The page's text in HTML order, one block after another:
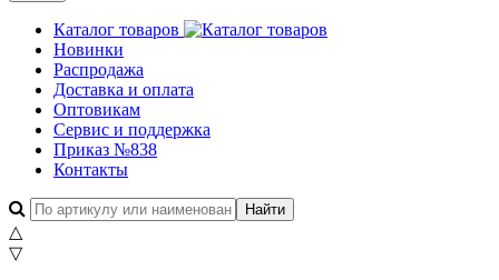
Каталог товаров
Новинки
Распродажа
Доставка и оплата
Оптовикам
Сервис и поддержка
Приказ №838
Контакты
△
▽